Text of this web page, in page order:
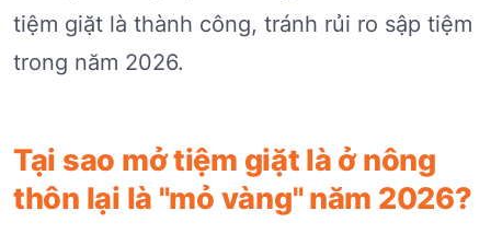
tiệm giặt là thành công, tránh rủi ro sập tiệm
trong năm 2026.
Tại sao mở tiệm giặt là ở nông
thôn lại là "mỏ vàng" năm 2026?